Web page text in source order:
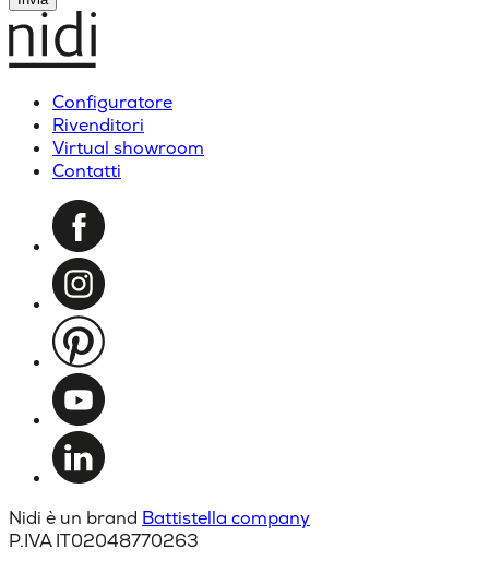
Configuratore
Rivenditori
Virtual showroom
Contatti
Nidi è un brand Battistella company
P.IVA IT02048770263